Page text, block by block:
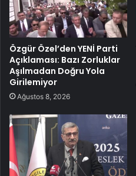
Özgür Özel’den YENİ Parti
Açıklaması: Bazı Zorluklar
Aşılmadan Doğru Yola
Girilemiyor
Ağustos 8, 2026